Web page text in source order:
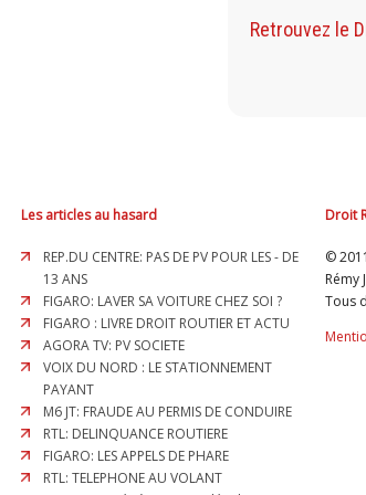
Retrouvez le
Les articles au hasard
REP.DU CENTRE: PAS DE PV POUR LES - DE
13 ANS
FIGARO: LAVER SA VOITURE CHEZ SOI ?
FIGARO : LIVRE DROIT ROUTIER ET ACTU
AGORA TV: PV SOCIETE
VOIX DU NORD : LE STATIONNEMENT
PAYANT
M6 JT: FRAUDE AU PERMIS DE CONDUIRE
RTL: DELINQUANCE ROUTIERE
FIGARO: LES APPELS DE PHARE
RTL: TELEPHONE AU VOLANT
Droit
©
Rémy
Tous